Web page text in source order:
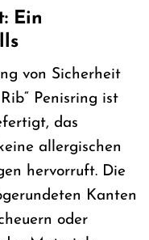
Ein
von Sicherheit
Penisring ist
das
allergischen
hervorruft. Die
Kanten
oder